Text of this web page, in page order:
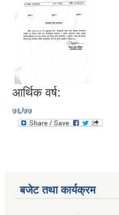
आर्थिक वर्ष:
७६/७७
बजेट तथा कार्यक्रम